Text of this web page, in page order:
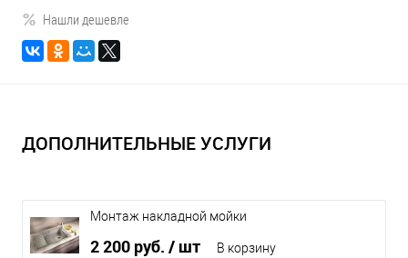
Нашли дешевле
ДОПОЛНИТЕЛЬНЫЕ УСЛУГИ
Монтаж накладной мойки
2 200 руб. / шт В корзину